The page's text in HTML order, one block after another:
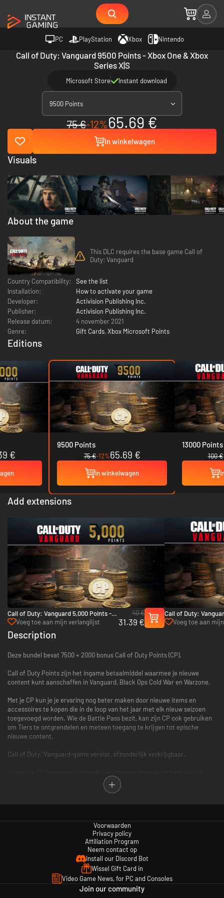
PC PlayStation Xbox Nintendo
Call of Duty: Vanguard 9500 Points - Xbox One & Xbox
Series X|S
Microsoft Store Instant download
9500 Points
75 €-12%65.69 €
In winkelwagen
About the game
This DLC requires the base game Call of
Duty: Vanguard
Country Compatibility:
See the list
Installation:
How to activate your game
Developer:
Activision Publishing Inc.
Publisher:
Activision Publishing Inc.
Release datum:
4 november 2021
Genre:
Gift Cards, Xbox Microsoft Points
Editions
€
9500 Points
75 €-12%65.69 €
In winkelwagen
13000 Points
100 €
Add extensions
Call of Duty: Vanguard 5,000 Points -
Xbox One & Xbox Series X|S
Voeg toe aan mijn verlanglijst
40 €
31.39 €
Call of Duty:
Xbox One & Xbox
Voeg toe aan
Visuals
Description
Deze bundel bevat 7500 + 2000 bonus Call of Duty Points (CP).
Call of Duty Points zijn het ingame betaalmiddel waarmee je nieuwe
content kunt aanschaffen in Vanguard, Black Ops Cold War en Warzone.
Met je CP kun je je ervaring nog beter maken door nieuwe items en
accessoires te kopen die in de loop van het jaar met elk nieuw seizoen
toegevoegd worden. Wie de Battle Pass bezit, kan zijn CP ook gebruiken
om Tiers te ontgrendelen en meteen toegang te krijgen tot epische
nieuwe content.
Call of Duty: Vanguard-game vereist, afzonderlijk verkrijgbaar.
schaffen in bepaalde Call of Duty-games waar CP geactiveerd* zijn. Elke
toegankelijk zodra functionaliteit voor CP is ingeschakeld in die game en
CP beschikbaar zijn. Call of Duty: Vanguard moet worden opgestart en CP
moeten ingame worden geregistreerd voordat deze CP in andere Call of
Duty-games verschijnen.
Ga voor meer informatie naar www.callofduty.com.
© 2020-2021 Activision Publishing, Inc. ACTIVISION, CALL OF DUTY, CALL
Voorwaarden
Privacy policy
Affiliation Program
Neem contact op
Install our Discord Bot
Wissel Gift Card in
Video Game News, for PC and Consoles
Join our community